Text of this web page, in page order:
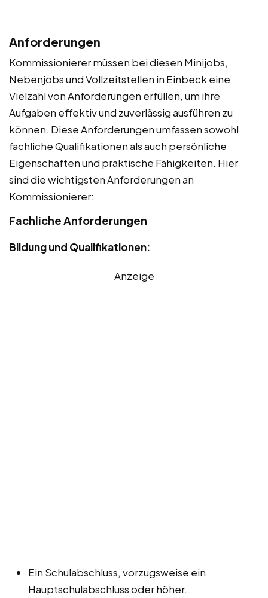
Anforderungen
Kommissionierer müssen bei diesen Minijobs,
Nebenjobs und Vollzeitstellen in Einbeck eine
Vielzahl von Anforderungen erfüllen, um ihre
Aufgaben effektiv und zuverlässig ausführen zu
können. Diese Anforderungen umfassen sowohl
fachliche Qualifikationen als auch persönliche
Eigenschaften und praktische Fähigkeiten. Hier
sind die wichtigsten Anforderungen an
Kommissionierer:
Fachliche Anforderungen
Bildung und Qualifikationen:
Anzeige
Ein Schulabschluss, vorzugsweise ein
Hauptschulabschluss oder höher.